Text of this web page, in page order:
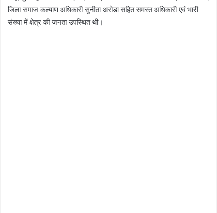
जिला समाज कल्याण अधिकारी सुनीता अरोडा सहित समस्त अधिकारी एवं भारी
संख्या में क्षेत्र की जनता उपस्थित थी।